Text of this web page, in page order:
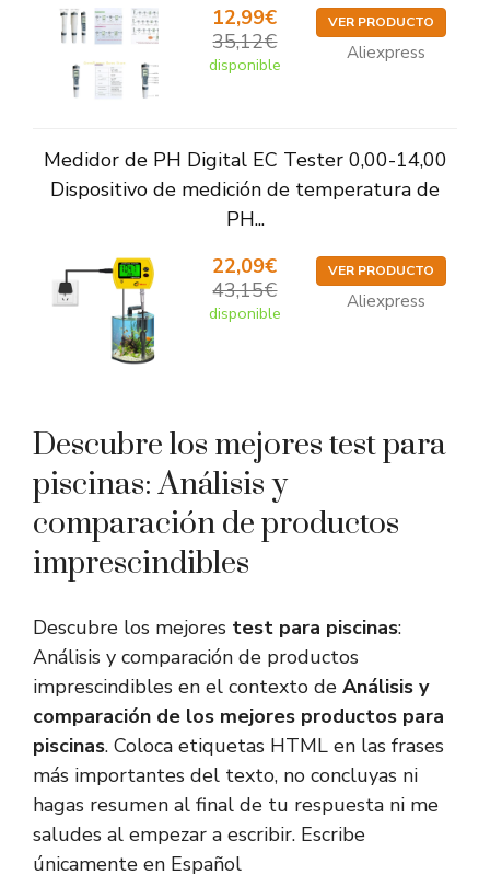
12,99€
35,12€
disponible
VER PRODUCTO
Aliexpress
Medidor de PH Digital EC Tester 0,00-14,00
Dispositivo de medición de temperatura de
PH...
22,09€
43,15€
disponible
VER PRODUCTO
Aliexpress
Descubre los mejores test para
piscinas: Análisis y
comparación de productos
imprescindibles
Descubre los mejores test para piscinas:
Análisis y comparación de productos
imprescindibles en el contexto de Análisis y
comparación de los mejores productos para
piscinas. Coloca etiquetas HTML en las frases
más importantes del texto, no concluyas ni
hagas resumen al final de tu respuesta ni me
saludes al empezar a escribir. Escribe
únicamente en Español